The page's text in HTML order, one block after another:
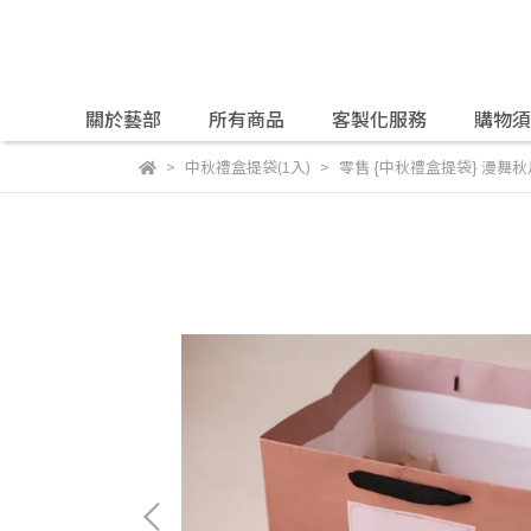
關於藝部 所有商品 客製化服務 購物
中秋禮盒提袋(1入) 零售 {中秋禮盒提袋} 漫舞